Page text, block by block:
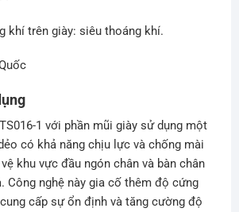
khí trên giày: siêu thoáng khí.
1 với phần mũi giày sử dụng một
có khả năng chịu lực và chống mài
khu vực đầu ngón chân và bàn chân
Công nghệ này gia cố thêm độ cứng
cấp sự ổn định và tăng cường độ